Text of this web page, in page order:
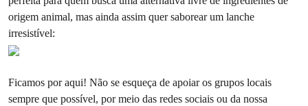
origem animal, mas ainda assim quer saborear um lanche
irresistível:
Ficamos por aqui! Não se esqueça de apoiar os grupos locais
sempre que possível, por meio das redes sociais ou da nossa